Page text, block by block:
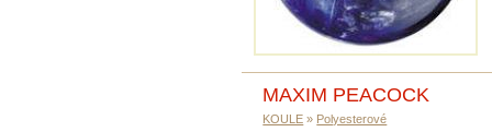
MAXIM PEACOCK
KOULE » Polyesterové